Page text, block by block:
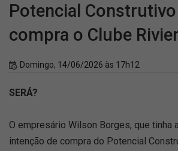
Potencial
compra o Clube
Domingo, 14/06/2026 às 17h12
SERÁ?
O empresário Wilson Borges, que tinha
intenção de compra do Potencial